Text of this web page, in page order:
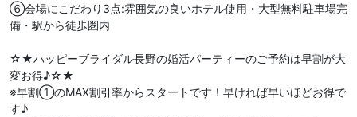
⑥会場にこだわり3点:雰囲気の良いホテル使用・大型無料駐車場完
備・駅から徒歩圏内
☆★ハッピーブライダル長野の婚活パーティーのご予約は早割が大
変お得♪☆★
※早割①のMAX割引率からスタートです！早ければ早いほどお得で
す♪